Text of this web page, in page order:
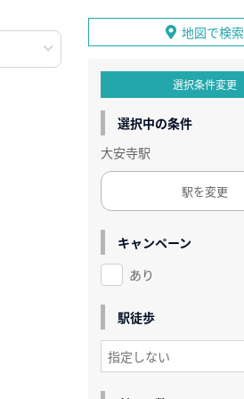
地図で検索
選択条件変更
選択中の条件
大安寺駅
駅を変更
キャンペーン
あり
駅徒歩